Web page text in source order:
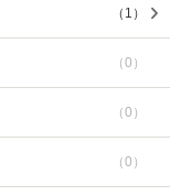
（ 1 ）
（0 ）
（0 ）
（0 ）